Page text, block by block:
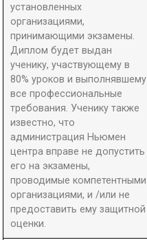
установленных
организациями,
принимающими экзамены.
Диплом будет выдан
ученику, участвующему в
80% уроков и выполнявшему
все профессиональные
требования. Ученику также
известно, что
администрация Ньюмен
центра вправе не допустить
его на экзамены,
проводимые компетентными
организациями, и /или не
предоставить ему защитной
оценки.